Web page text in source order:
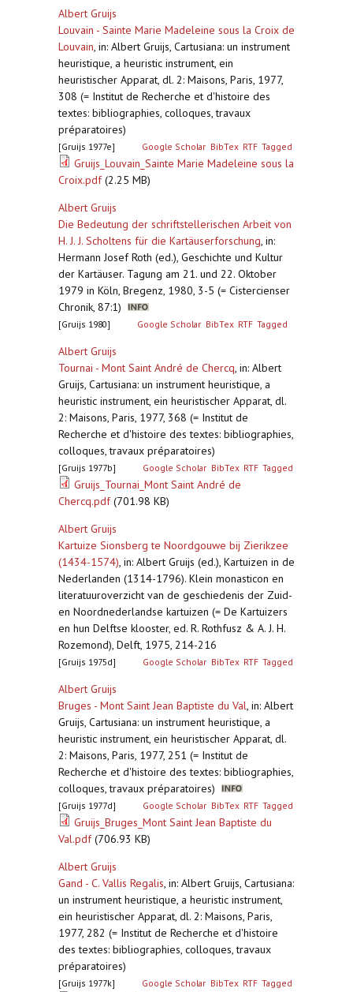
Albert Gruijs
Louvain - Sainte Marie Madeleine sous la Croix de
Louvain, in: Albert Gruijs, Cartusiana: un instrument
heuristique, a heuristic instrument, ein
heuristischer Apparat, dl. 2: Maisons, Paris, 1977,
308 (= Institut de Recherche et d'histoire des
textes: bibliographies, colloques, travaux
préparatoires)
[Gruijs 1977e] Google Scholar BibTex RTF Tagged
Gruijs_Louvain_Sainte Marie Madeleine sous la
Croix.pdf(2.25 MB)
Albert Gruijs
Die Bedeutung der schriftstellerischen Arbeit von
H. J. J. Scholtens für die Kartäuserforschung, in:
Hermann Josef Roth (ed.), Geschichte und Kultur
der Kartäuser. Tagung am 21. und 22. Oktober
1979 in Köln, Bregenz, 1980, 3-5 (= Cistercienser
Chronik, 87:1)
[Gruijs 1980] Google Scholar BibTex RTF Tagged
Albert Gruijs
Tournai - Mont Saint André de Chercq, in: Albert
Gruijs, Cartusiana: un instrument heuristique, a
heuristic instrument, ein heuristischer Apparat, dl.
2: Maisons, Paris, 1977, 368 (= Institut de
Recherche et d'histoire des textes: bibliographies,
colloques, travaux préparatoires)
[Gruijs 1977b] Google Scholar BibTex RTF Tagged
Gruijs_Tournai_Mont Saint André de
Chercq.pdf(701.98 KB)
Albert Gruijs
Kartuize Sionsberg te Noordgouwe bij Zierikzee
(1434-1574), in: Albert Gruijs (ed.), Kartuizen in de
Nederlanden (1314-1796). Klein monasticon en
literatuuroverzicht van de geschiedenis der Zuid-
en Noordnederlandse kartuizen (= De Kartuizers
en hun Delftse klooster, ed. R. Rothfusz & A. J. H.
Rozemond), Delft, 1975, 214-216
[Gruijs 1975d] Google Scholar BibTex RTF Tagged
Albert Gruijs
Bruges - Mont Saint Jean Baptiste du Val, in: Albert
Gruijs, Cartusiana: un instrument heuristique, a
heuristic instrument, ein heuristischer Apparat, dl.
2: Maisons, Paris, 1977, 251 (= Institut de
Recherche et d'histoire des textes: bibliographies,
colloques, travaux préparatoires)
[Gruijs 1977d] Google Scholar BibTex RTF Tagged
Gruijs_Bruges_Mont Saint Jean Baptiste du
Val.pdf(706.93 KB)
Albert Gruijs
Gand - C. Vallis Regalis, in: Albert Gruijs, Cartusiana:
un instrument heuristique, a heuristic instrument,
ein heuristischer Apparat, dl. 2: Maisons, Paris,
1977, 282 (= Institut de Recherche et d'histoire
des textes: bibliographies, colloques, travaux
préparatoires)
[Gruijs 1977k] Google Scholar BibTex RTF Tagged